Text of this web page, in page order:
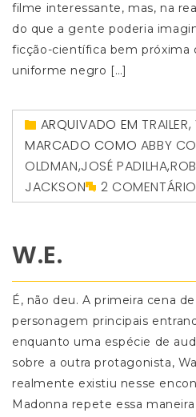
filme interessante, mas, na
do que a gente poderia
ficção-científica bem próxima
uniforme negro […]
ARQUIVADO EMTRAILER,
MARCADO COMO ABBY
OLDMAN,JOSÉ PADILHA,
JACKSON
2
W.E.
É, não deu. A primeira cena
personagem principais
enquanto uma espécie de
sobre a outra protagonista,
realmente existiu nesse
Madonna repete essa